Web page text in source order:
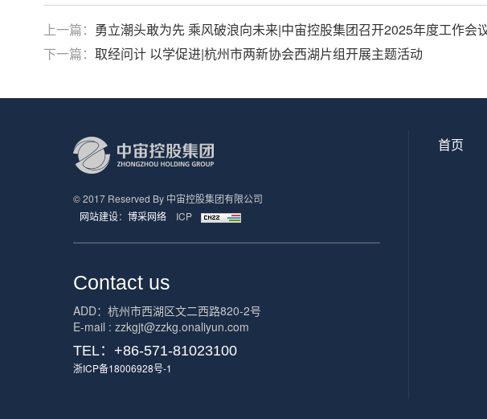
上一篇： 勇立潮头敢为先 乘风破浪向未来|中宙控股集团召开2025年度工作会
下一篇： 取经问计 以学促进|杭州市两新协会西湖片组开展主题活动
© 2017 Reserved By 中宙控股集团有限公司
网站建设： 博采网络ICP
Contact us
ADD：杭州市西湖区文二西路820-2号
E-mail : zzkgjt@zzkg.onaliyun.com
TEL：+86-571-81023100
浙ICP备18006928号-1
首页